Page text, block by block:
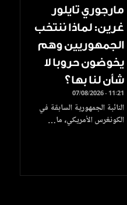
مارجوري تايلور
غرين: لماذا ننتخب
الجمهوريين وهم
يخوضون حروبا لا
شأن لنا بها؟
07/08/2026 - 11:21
النائبة الجمهورية السابقة في
الكونغرس الأمريكي، ما…